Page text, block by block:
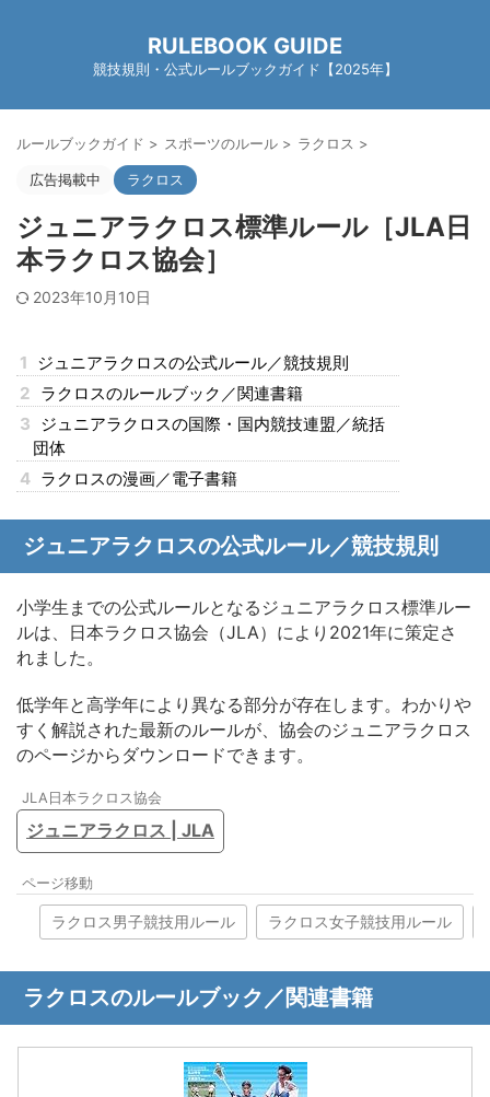
RULEBOOK GUIDE
競技規則・公式ルールブックガイド【2025年】
ルールブックガイド > スポーツのルール > ラクロス >
広告掲載中 ラクロス
ジュニアラクロス標準ルール［JLA日
本ラクロス協会］
2023年10月10日
1 ジュニアラクロスの公式ルール／競技規則
2 ラクロスのルールブック／関連書籍
3 ジュニアラクロスの国際・国内競技連盟／統括
団体
4 ラクロスの漫画／電子書籍
ジュニアラクロスの公式ルール／競技規則
小学生までの公式ルールとなるジュニアラクロス標準ルー
ルは、日本ラクロス協会（JLA）により2021年に策定さ
れました。
低学年と高学年により異なる部分が存在します。わかりや
すく解説された最新のルールが、協会のジュニアラクロス
のページからダウンロードできます。
JLA日本ラクロス協会
ジュニアラクロス | JLA
ページ移動
ラクロス男子競技用ルール ラクロス女子競技用ルール
ラクロスのルールブック／関連書籍